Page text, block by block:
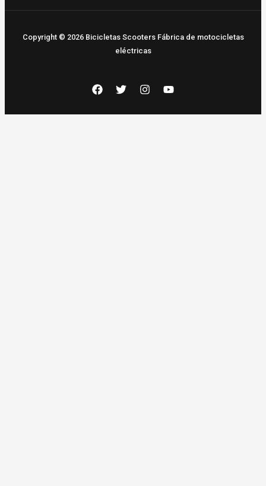
Copyright © 2026 Bicicletas Scooters Fábrica de motocicletas
eléctricas